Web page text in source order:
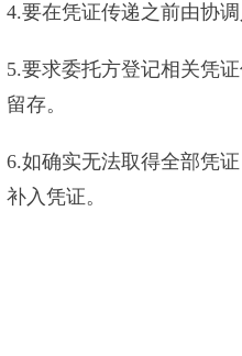
4.要在凭证传递之前由协调
5.要求委托方登记相关凭
留存。
6.如确实无法取得全部凭
补入凭证。